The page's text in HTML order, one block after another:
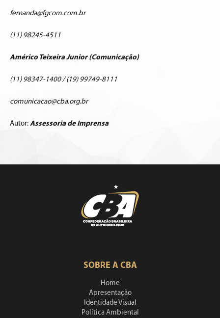
fernanda@fgcom.com.br
(11) 98245-4511
Américo Teixeira Junior (Comunicação)
(11) 98347-1400 / (19) 99749-8111
comunicacao@cba.org.br
Autor: Assessoria de Imprensa
SOBRE A CBA
Home
Apresentação
Identidade Visual
Política Ambiental